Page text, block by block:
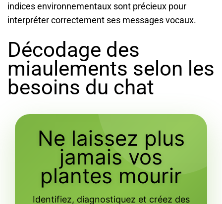
indices environnementaux sont précieux pour
interpréter correctement ses messages vocaux.
Décodage des
miaulements selon les
besoins du chat
Ne laissez plus
jamais vos
plantes mourir
Identifiez, diagnostiquez et créez des